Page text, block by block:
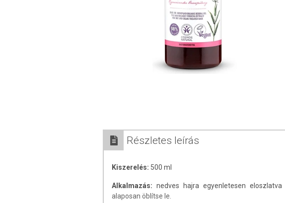
Részletes leírás
Kiszerelés: 500 ml
Alkalmazás: nedves hajra egyenletesen
alaposan öblítse le.